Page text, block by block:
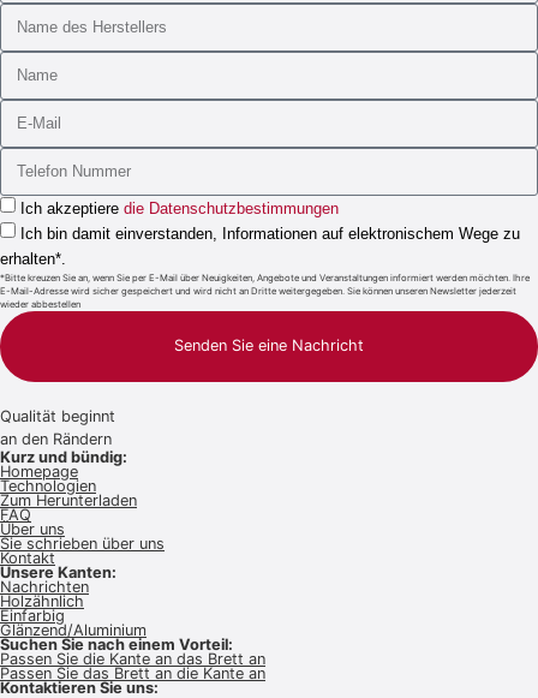
Ich akzeptiere die Datenschutzbestimmungen
Ich bin damit einverstanden, Informationen auf elektronischem Wege zu
erhalten*.
*Bitte kreuzen Sie an, wenn Sie per E-Mail über Neuigkeiten, Angebote und Veranstaltungen informiert werden möchten. Ihre
E-Mail-Adresse wird sicher gespeichert und wird nicht an Dritte weitergegeben. Sie können unseren Newsletter jederzeit
wieder abbestellen
Senden Sie eine Nachricht
Qualität beginnt
an den Rändern
Kurz und bündig:
Homepage
Technologien
Zum Herunterladen
FAQ
Über uns
Sie schrieben über uns
Kontakt
Unsere Kanten:
Nachrichten
Holzähnlich
Einfarbig
Glänzend/Aluminium
Suchen Sie nach einem Vorteil:
Passen Sie die Kante an das Brett an
Passen Sie das Brett an die Kante an
Kontaktieren Sie uns: